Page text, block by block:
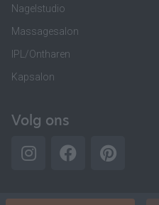
Nagelstudio
Massagesalon
IPL/Ontharen
Kapsalon
Volg ons